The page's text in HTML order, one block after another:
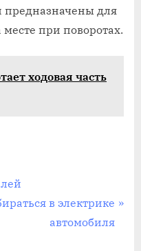
предназначены для
при поворотах.
ходовая часть
в электрике
автомобиля